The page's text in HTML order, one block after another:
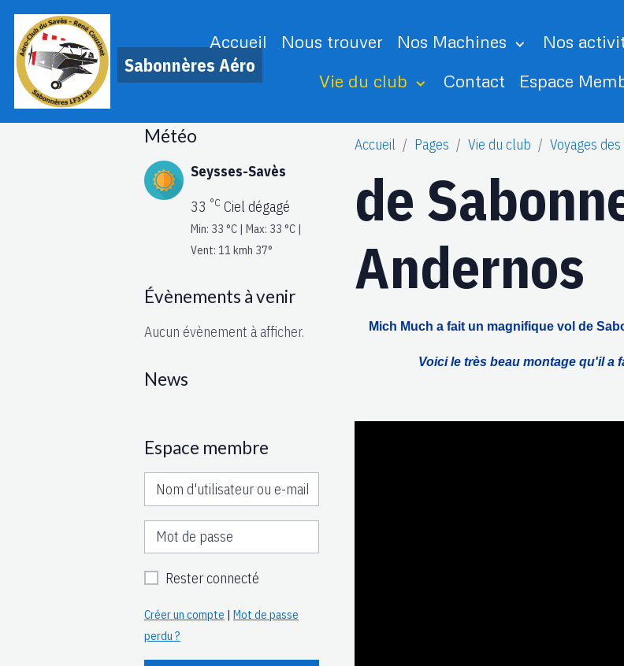
Sabonnères Aéro
Accueil Nous trouver Nos Machines Nos
Vie du club
Contact Espace
Accueil Pages Vie du club Voyages
de
Andernos
Mich Much a fait un magnifique vol de
Voici le très beau montage qu'il a
Météo
Seysses-Savès
33 °C Ciel dégagé
Min: 33 °C | Max: 33 °C |
Vent: 11 kmh 37°
Évènements à venir
Aucun évènement à afficher.
News
Espace membre
Rester connecté
Créer un compte | Mot de passe
perdu ?